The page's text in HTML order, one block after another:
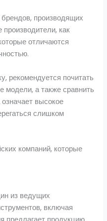
производящих
как
отличаются
рекомендуется почитать
модели, а также сравнить
высокое
слишком
компаний, которые
из ведущих
включая